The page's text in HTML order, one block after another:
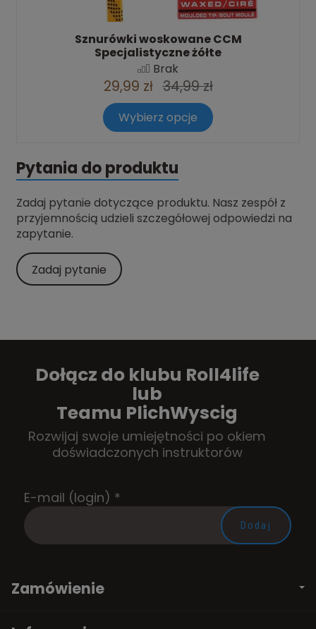
Sznurówki woskowane CCM
Specjalistyczne żółte
Brak
29,99 zł 34,99 zł
Wybierz opcje
Pytania do produktu
Zadaj pytanie dotyczące produktu. Nasz zespół z
przyjemnością udzieli szczegółowej odpowiedzi na
zapytanie.
Zadaj pytanie
Dołącz do klubu Roll4life
lub
Teamu PlichWyscig
Rozwijaj swoje umiejętności po okiem
doświadczonych instruktorów
E-mail (login) *
Zamówienie